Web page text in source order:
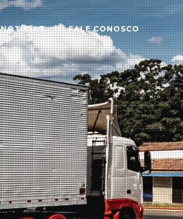
NOTÍCIAS FALE CONOSCO